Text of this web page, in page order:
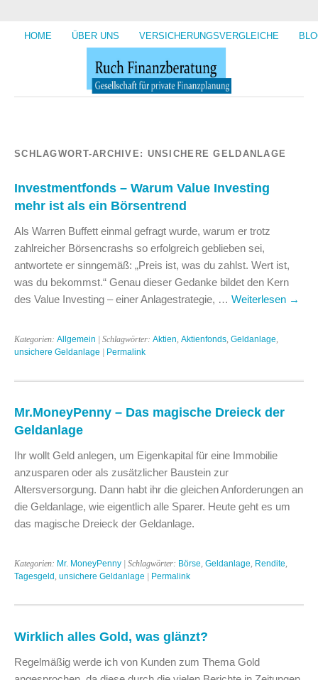
HOME ÜBER UNS VERSICHERUNGSVERGLEICHE
SCHLAGWORT-ARCHIVE: UNSICHERE GELDANLAGE
Investmentfonds – Warum Value Investing
mehr ist als ein Börsentrend
Als Warren Buffett einmal gefragt wurde, warum er trotz
zahlreicher Börsencrashs so erfolgreich geblieben sei,
antwortete er sinngemäß: „Preis ist, was du zahlst. Wert ist,
was du bekommst.“ Genau dieser Gedanke bildet den Kern
des Value Investing – einer Anlagestrategie, … Weiterlesen →
Kategorien: Allgemein | Schlagwörter: Aktien Aktienfonds Geldanlage
unsichere Geldanlage | Permalink
Mr.MoneyPenny – Das magische Dreieck der
Geldanlage
Ihr wollt Geld anlegen, um Eigenkapital für eine Immobilie
anzusparen oder als zusätzlicher Baustein zur
Altersversorgung. Dann habt ihr die gleichen Anforderungen an
die Geldanlage, wie eigentlich alle Sparer. Heute geht es um
das magische Dreieck der Geldanlage.
Kategorien: Mr. MoneyPenny | Schlagwörter: Börse Geldanlage Rendite
Tagesgeld unsichere Geldanlage | Permalink
Wirklich alles Gold, was glänzt?
Regelmäßig werde ich von Kunden zum Thema Gold